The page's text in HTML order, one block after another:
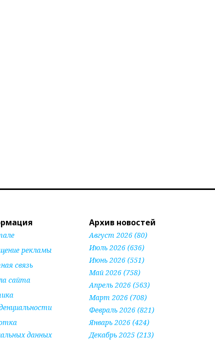
рекламы
связь
сайта
данных
Архив новостей
Август 2026 (80)
Июль 2026 (636)
Июнь 2026 (551)
Май 2026 (758)
Апрель 2026 (563)
Март 2026 (708)
Февраль 2026 (821)
Январь 2026 (424)
Декабрь 2025 (213)